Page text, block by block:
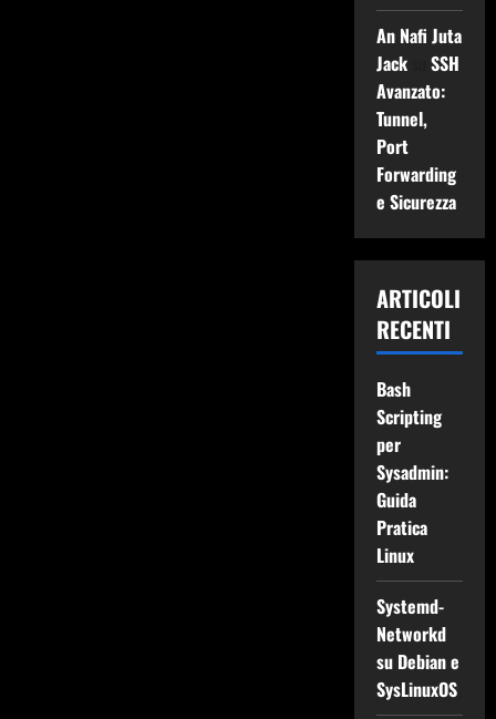
An Nafi Juta
Jacksu SSH
Avanzato:
Tunnel,
Port
Forwarding
e Sicurezza
ARTICOLI
RECENTI
Bash
Scripting
per
Sysadmin:
Guida
Pratica
Linux
Systemd-
Networkd
su Debian e
SysLinuxOS